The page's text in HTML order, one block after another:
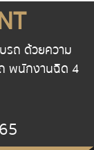
รถ ด้วยความ
พนักงานฉีด 4